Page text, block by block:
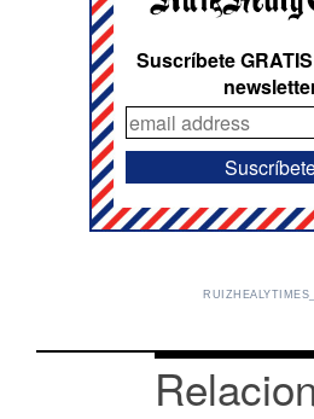
Suscríbete